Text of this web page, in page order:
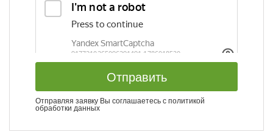
Отправить
Отправляя заявку Вы соглашаетесь с политикой
обработки данных